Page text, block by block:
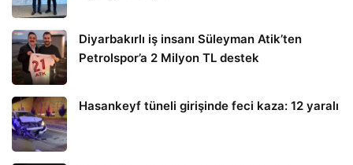
Diyarbakırlı iş insanı Süleyman Atik’ten
Petrolspor’a 2 Milyon TL destek
Hasankeyf tüneli girişinde feci kaza: 12 yaralı